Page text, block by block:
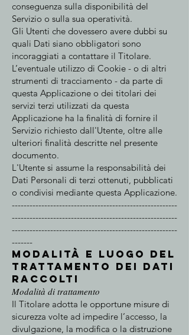
conseguenza sulla disponibilità del
Servizio o sulla sua operatività.
Gli Utenti che dovessero avere dubbi su
quali Dati siano obbligatori sono
incoraggiati a contattare il Titolare.
L’eventuale utilizzo di Cookie - o di altri
strumenti di tracciamento - da parte di
questa Applicazione o dei titolari dei
servizi terzi utilizzati da questa
Applicazione ha la finalità di fornire il
Servizio richiesto dall'Utente, oltre alle
ulteriori finalità descritte nel presente
documento.
L'Utente si assume la responsabilità dei
Dati Personali di terzi ottenuti, pubblicati
o condivisi mediante questa Applicazione.
--------------------------------------------------------
--------------------------------------------------------
--------------------------------------------------------
-------
Modalità e luogo del
trattamento dei Dati
raccolti
Modalità di trattamento
Il Titolare adotta le opportune misure di
sicurezza volte ad impedire l’accesso, la
divulgazione, la modifica o la distruzione